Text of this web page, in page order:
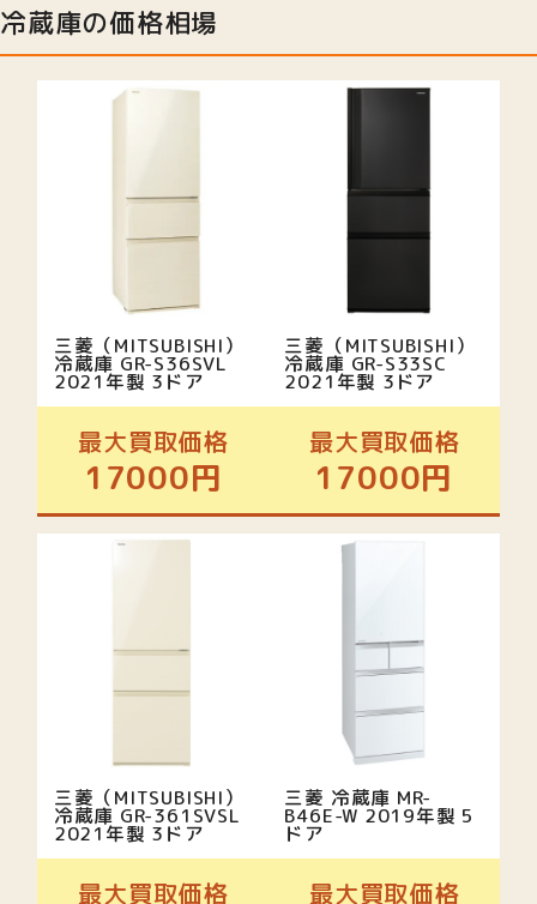
冷蔵庫の価格相場
三菱（MITSUBISHI）
冷蔵庫 GR-S36SVL
2021年製 3ドア
最大買取価格
17000円
三菱（MITSUBISHI）
冷蔵庫 GR-S33SC
2021年製 3ドア
最大買取価格
17000円
三菱（MITSUBISHI）
冷蔵庫 GR-361SVSL
2021年製 3ドア
最大買取価格
三菱 冷蔵庫 MR-
B46E-W 2019年製 5
ドア
最大買取価格